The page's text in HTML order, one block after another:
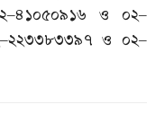
–৪১০৫০৯১৬ ও ০২–
–২২৩৩৮৩৩৯৭ ও ০২–